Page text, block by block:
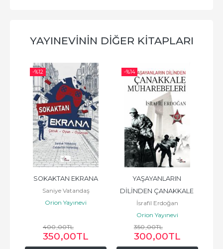
YAYINEVININ DIĞER KITAPLARI
-%12
SOKAKTAN EKRANA
Saniye Vatandaş
Orion Yayınevi
400,00TL
350,00TL
-%14
YAŞAYANLARIN
DİLİNDEN ÇANAKKALE
MUHAREBELERİ
İsrafil Erdoğan
Orion Yayınevi
350,00TL
300,00TL